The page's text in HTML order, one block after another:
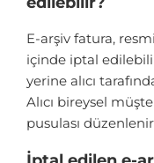
E-arşiv fatura,
içinde iptal
yerine alıcı
Alıcı bireysel
pusulası